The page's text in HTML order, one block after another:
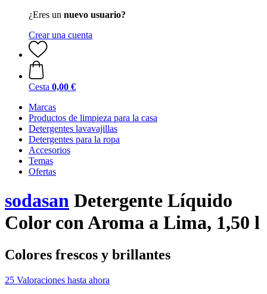
¿Eres un nuevo usuario?
Crear una cuenta
Cesta 0,00 €
Marcas
Productos de limpieza para la casa
Detergentes lavavajillas
Detergentes para la ropa
Accesorios
Temas
Ofertas
sodasan Detergente Líquido
Color con Aroma a Lima, 1,50 l
Colores frescos y brillantes
25 Valoraciones hasta ahora